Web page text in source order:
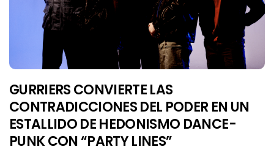
GURRIERS CONVIERTE LAS
CONTRADICCIONES DEL PODER EN UN
ESTALLIDO DE HEDONISMO DANCE-
PUNK CON “PARTY LINES”